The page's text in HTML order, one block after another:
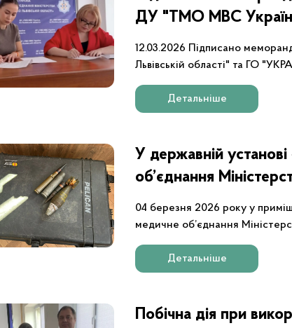
ДУ "ТМО МВС України
та ГО
12.03.2026 Підписано
Львівській області" та ГО
Детальніше
У державній
об’єднання
України по Львівській
навчання з
предметів
04 березня 2026 року у
медичне об’єднання
вибухотехнічної служби
області.
Детальніше
Побічна дія при